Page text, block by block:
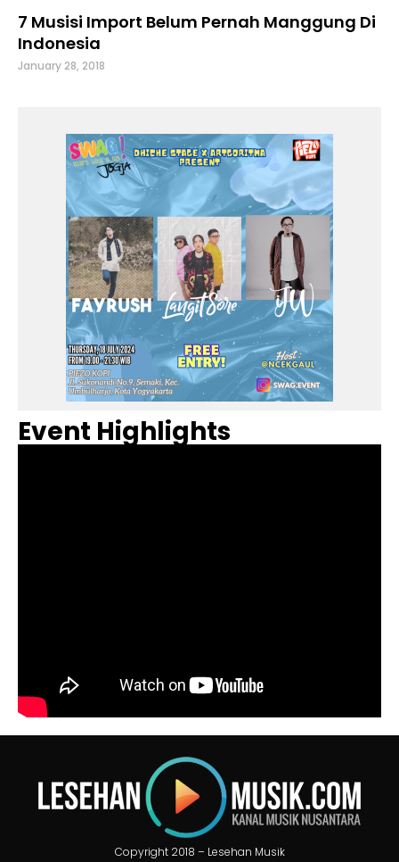
7 Musisi Import Belum Pernah Manggung Di
Indonesia
January 28, 2018
Event Highlights
Copyright 2018 – Lesehan Musik